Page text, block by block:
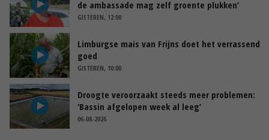
de ambassade mag zelf groente plukken’
GISTEREN, 12:00
Limburgse mais van Frijns doet het verrassend
goed
GISTEREN, 10:00
Droogte veroorzaakt steeds meer problemen:
‘Bassin afgelopen week al leeg’
06-08-2026